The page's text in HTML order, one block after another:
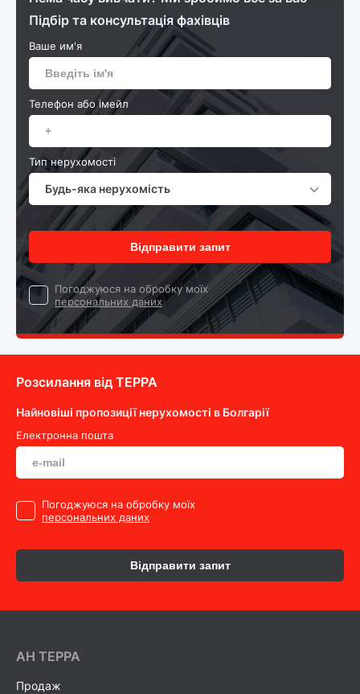
Підбір та консультація фахівців
Ваше им'я
Телефон або імейл
Тип нерухомості
Будь-яка нерухомість
Відправити запит
Погоджуюся на обробку моїх
персональних даних
Розсилання від ТEPPA
Найновіші пропозиції нерухомості в Болгарії
Електронна пошта
Погоджуюся на обробку моїх
персональних даних
Відправити запит
AH ТEPPA
Продаж